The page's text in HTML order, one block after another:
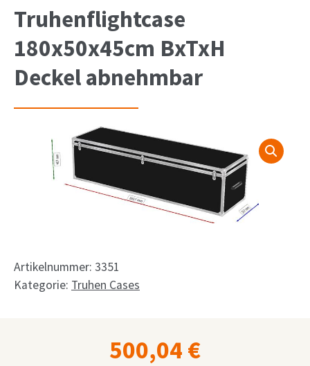
Truhe
Keyboard-Case
Deutsch
Français
Truhenflightcase
180x50x45cm BxTxH
Deckel abnehmbar
Artikelnummer: 3351
Kategorie: Truhen Cases
500,04 €